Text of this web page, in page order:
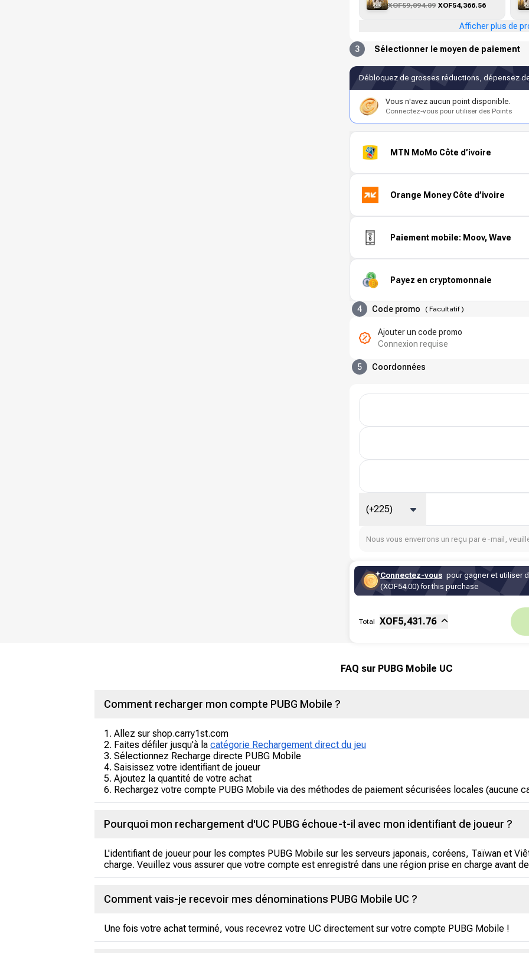
XOF59,094.09 XOF54,366.56
Afficher plus de
3 Sélectionner le moyen de paiement
Débloquez de grosses réductions, dépensez
Vous n'avez aucun point disponible.
Connectez-vous pour utiliser des Points
MTN MoMo Côte d’ivoire
Orange Money Côte d’ivoire
Paiement mobile: Moov, Wave
Payez en cryptomonnaie
4 Code promo ( Facultatif)
Ajouter un code promo
Connexion requise
5 Coordonnées
(+225)
Nous vous enverrons un reçu par e-mail,
Connectez-vous pour gagner et utiliser
(XOF54.00) for this purchase
Fee
Total XOF5,431.76
FAQ sur PUBG Mobile UC
Comment recharger mon compte PUBG Mobile ?
1. Allez sur shop.carry1st.com
2. Faites défiler jusqu'à la catégorie Rechargement direct du jeu
3. Sélectionnez Recharge directe PUBG Mobile
4. Saisissez votre identifiant de joueur
5. Ajoutez la quantité de votre achat
6. Rechargez votre compte PUBG Mobile via des méthodes de paiement sécurisées locales (aucune
Pourquoi mon rechargement d'UC PUBG échoue-t-il avec mon identifiant de joueur ?
L'identifiant de joueur pour les comptes PUBG Mobile sur les serveurs japonais, coréens, Taïwan et
charge. Veuillez vous assurer que votre compte est enregistré dans une région prise en charge avant
Comment vais-je recevoir mes dénominations PUBG Mobile UC ?
Une fois votre achat terminé, vous recevrez votre UC directement sur votre compte PUBG Mobile !